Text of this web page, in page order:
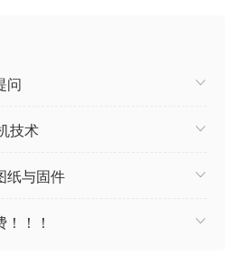
问
技术
纸与固件
！！